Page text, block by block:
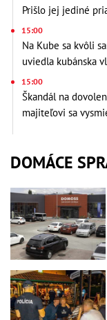
Prišlo jej jediné
15:00
Na Kube sa kvôli
uviedla kubánska
15:00
Škandál na
majiteľovi sa
DOMÁCE